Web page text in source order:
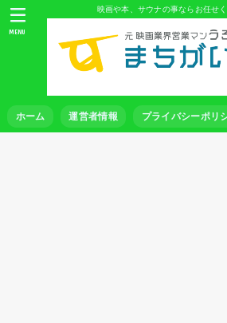
映画や本、サウナの事ならお任せく
ホーム 運営者情報 プライバシーポリ
MENU